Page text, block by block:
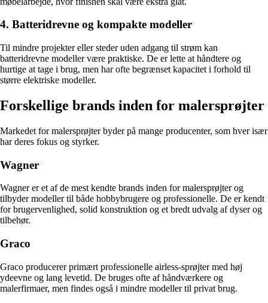
4. Batteridrevne og kompakte modeller
Til mindre projekter eller steder uden adgang til strøm kan
batteridrevne modeller være praktiske. De er lette at håndtere og
hurtige at tage i brug, men har ofte begrænset kapacitet i forhold til
større elektriske modeller.
Forskellige brands inden for malersprøjter
Markedet for malersprøjter byder på mange producenter, som hver især
har deres fokus og styrker.
Wagner
Wagner er et af de mest kendte brands inden for malersprøjter og
tilbyder modeller til både hobbybrugere og professionelle. De er kendt
for brugervenlighed, solid konstruktion og et bredt udvalg af dyser og
tilbehør.
Graco
Graco producerer primært professionelle airless-sprøjter med høj
ydeevne og lang levetid. De bruges ofte af håndværkere og
malerfirmaer, men findes også i mindre modeller til privat brug.